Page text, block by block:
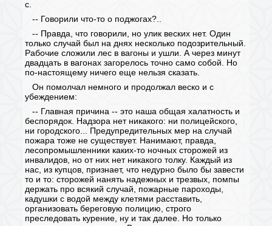
с.
-- Говорили что-то о поджогах?..
-- Правда, что говорили, но улик веских нет. Один
только случай был на днях несколько подозрительный.
Рабочие сложили лес в вагоны и ушли. А через минут
двадцать в вагонах загорелось точно само собой. Но
по-настоящему ничего еще нельзя сказать.
Он помолчал немного и продолжал веско и с
убеждением:
-- Главная причина -- это наша общая халатность и
беспорядок. Надзора нет никакого: ни полицейского,
ни городского... Предупредительных мер на случай
пожара тоже не существует. Нанимают, правда,
лесопромышленники каких-то ночных сторожей из
инвалидов, но от них нет никакого толку. Каждый из
нас, из купцов, признает, что недурно было бы завести
то и то: сторожей нанять надежных и трезвых, помпы
держать про всякий случай, пожарные пароходы,
кадушки с водой между клетями расставить,
организовать береговую полицию, строго
преследовать курение, ну и так далее. Но только